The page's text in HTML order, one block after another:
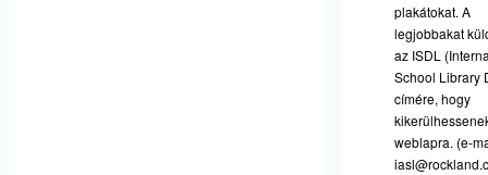
plakátokat. A
legjobbakat
az ISDL
School Library
címére, hogy
weblapra. (e-